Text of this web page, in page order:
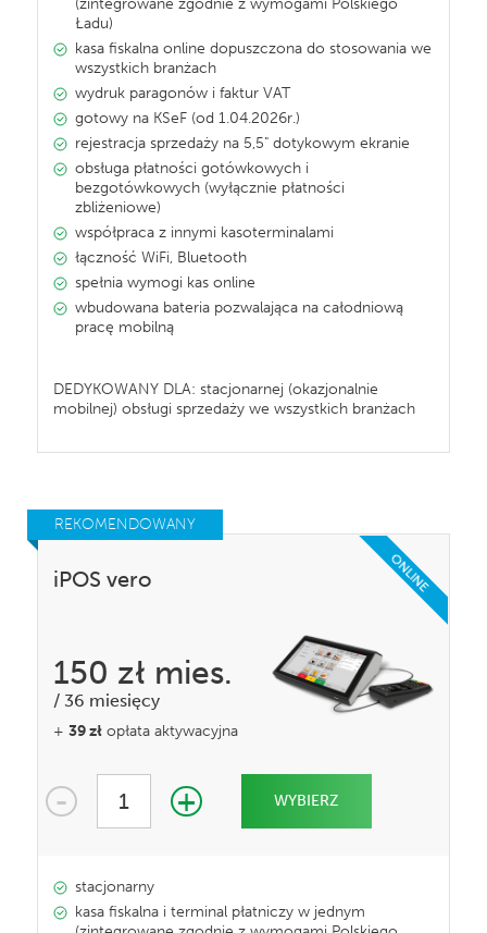
(zintegrowane zgodnie z wymogami Polskiego
Ładu)
kasa fiskalna online dopuszczona do stosowania we
wszystkich branżach
wydruk paragonów i faktur VAT
gotowy na KSeF (od 1.04.2026r.)
rejestracja sprzedaży na 5,5" dotykowym ekranie
obsługa płatności gotówkowych i
bezgotówkowych (wyłącznie płatności
zbliżeniowe)
współpraca z innymi kasoterminalami
łączność WiFi, Bluetooth
spełnia wymogi kas online
wbudowana bateria pozwalająca na całodniową
pracę mobilną
DEDYKOWANY DLA: stacjonarnej (okazjonalnie
mobilnej) obsługi sprzedaży we wszystkich branżach
REKOMENDOWANY
ONLINE
iPOS vero
150 zł mies.
/ 36 miesięcy
+ 39 zł opłata aktywacyjna
- 1 + WYBIERZ
stacjonarny
kasa fiskalna i terminal płatniczy w jednym